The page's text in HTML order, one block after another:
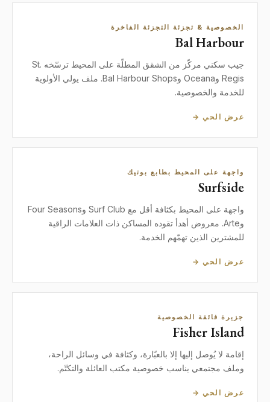
الخصوصية & تجزئة التجزئة الفاخرة
Bal Harbour
جيب سكني مركّز من الشقق المطلّة على المحيط ترسّخه St.
Regis وOceana وBal Harbour Shops. ملف يولي الأولوية
للخدمة والخصوصية.
عرض الحي →
واجهة على المحيط بطابع بوتيك
Surfside
واجهة على المحيط بكثافة أقل مع Surf Club وFour Seasons
وArte. معروض أهدأ تقوده المساكن ذات العلامات الراقية
للمشترين الذين تهمّهم الخدمة.
عرض الحي →
جزيرة فائقة الخصوصية
Fisher Island
إقامة لا يُوصل إليها إلا بالعبّارة، وكثافة في وسائل الراحة،
وملف مجتمعي يناسب خصوصية مكتب العائلة والتكتّم.
عرض الحي →